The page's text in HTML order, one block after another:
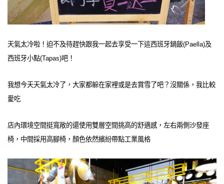
天氣太冷啦！迫不及待趕快跟我一起去享受一下這西班牙鍋飯(Paella)及
西班牙小點(Tapas)吧！
我想今天天氣太冷了，大家都躲在家裡或是去賞雪了吧？沒關係，我比較
愛吃
店內環境空間挺寬敞的還使用雙層空間挑高的舒適感，左右兩側沙發座
椅，中間採用高腳椅，顏色依然繽紛帶點工業風格